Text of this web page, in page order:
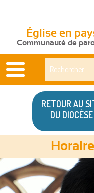
Église en
Communauté de
RETOUR AU
DU DIOCÈSE